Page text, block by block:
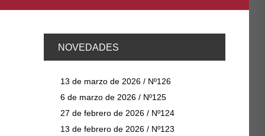
NOVEDADES
13 de marzo de 2026 / Nº126
6 de marzo de 2026 / Nº125
27 de febrero de 2026 / Nº124
13 de febrero de 2026 / Nº123